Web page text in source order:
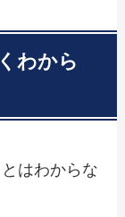
わから
はわからな